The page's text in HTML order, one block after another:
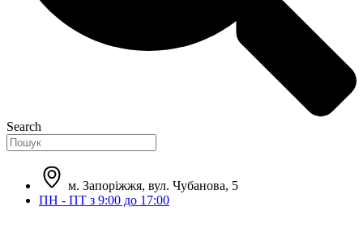
Search
м. Запоріжжя, вул. Чубанова, 5
ПН - ПТ з 9:00 до 17:00